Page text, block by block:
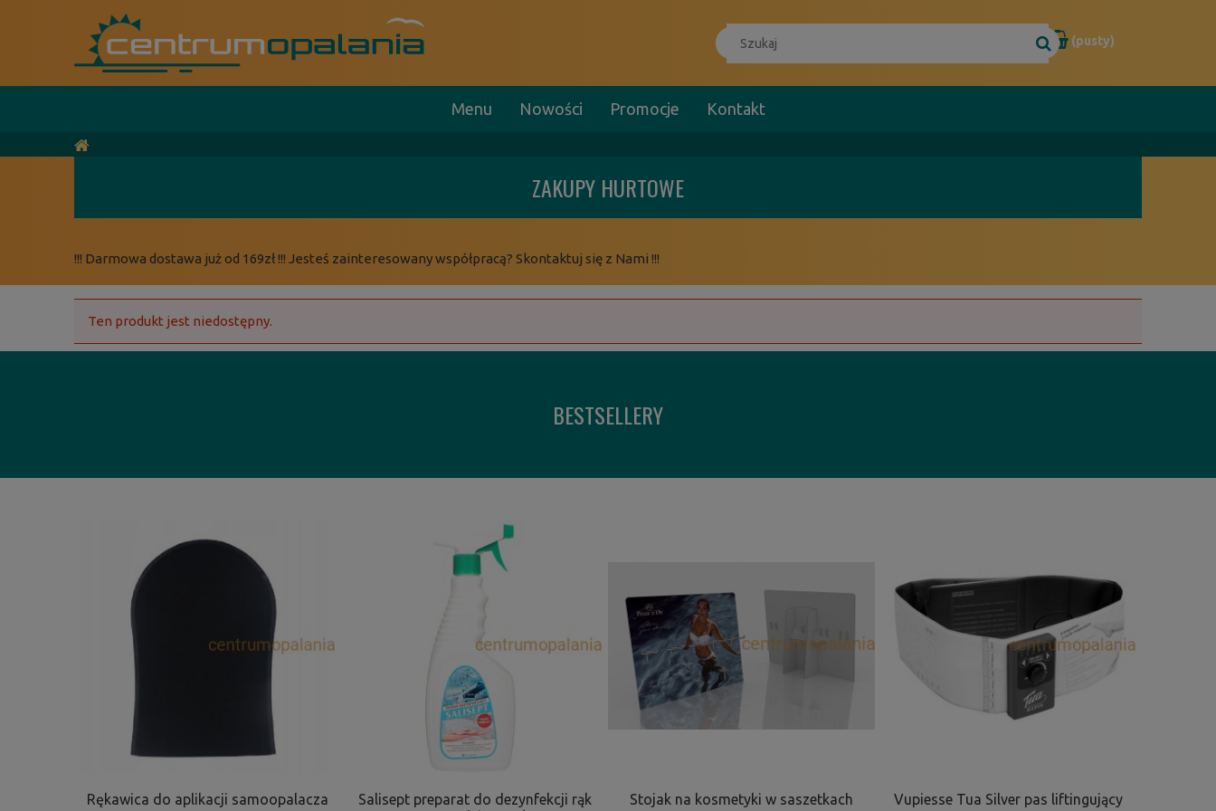
(pusty)
Menu Nowości Promocje Kontakt
ZAKUPY HURTOWE
!!! Darmowa dostawa już od 169zł !!! Jesteś zainteresowany współpracą? Skontaktuj się z Nami !!!
Ten produkt jest niedostępny.
BESTSELLERY
Rękawica do aplikacji samoopalacza
Salisept preparat do dezynfekcji rąk
Stojak na kosmetyki w saszetkach Vupiesse Tua Silver pas liftingujący